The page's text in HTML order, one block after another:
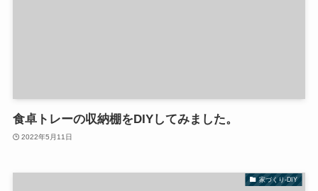
食卓トレーの収納棚をDIYしてみました。
2022年5月11日
家づくり-DIY